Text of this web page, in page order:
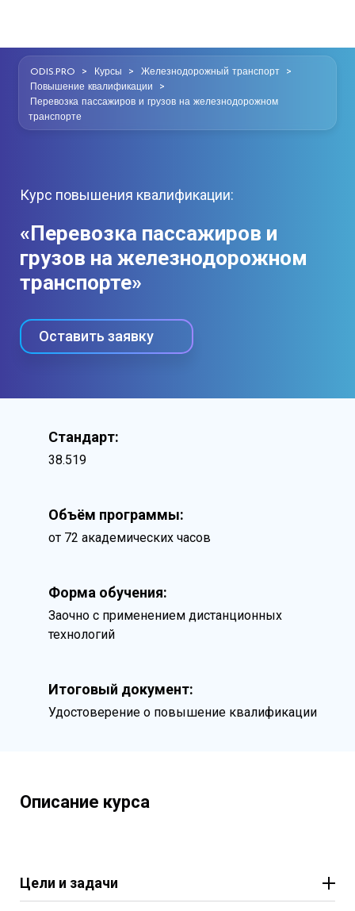
ODIS.PRO > Курсы > Железнодорожный транспорт >
Повышение квалификации >
Перевозка пассажиров и грузов на железнодорожном
транспорте
Курс повышения квалификации:
«Перевозка пассажиров и
грузов на железнодорожном
транспорте»
Оставить заявку
Стандарт:
38.519
Объём программы:
от 72 академических часов
Форма обучения:
Заочно с применением дистанционных
технологий
Итоговый документ:
Удостоверение о повышение квалификации
Описание курса
Цели и задачи